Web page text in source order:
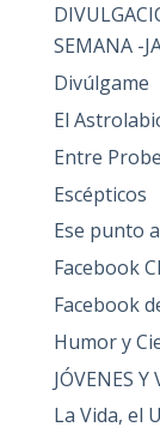
SEMANA -
Divúlgame
El
Entre
Escépticos
Ese punto
Facebook
Facebook
Humor y
JÓVENES Y
La Vida, el